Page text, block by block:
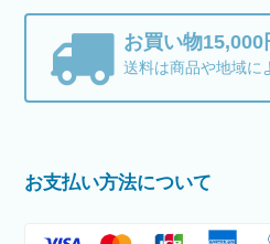
お買い物
送料は商品や地域に
お支払い方法について